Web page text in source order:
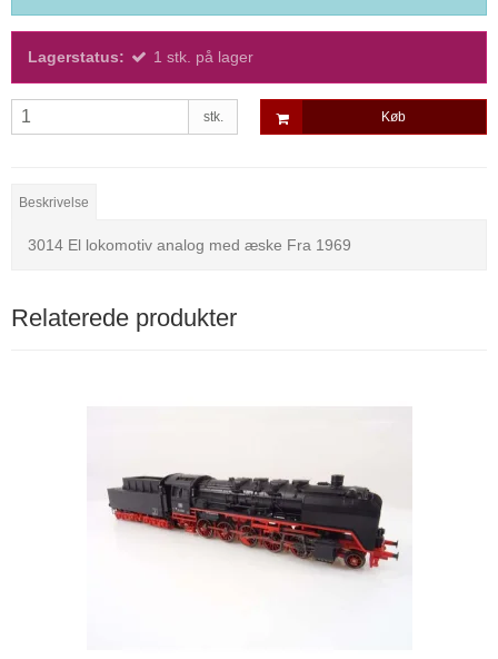
Lagerstatus: 1 stk. på lager
stk. Køb
Beskrivelse
3014 El lokomotiv analog med æske Fra 1969
Relaterede produkter